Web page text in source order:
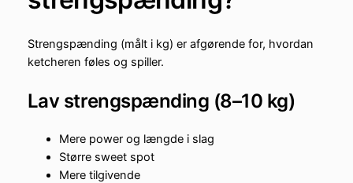
Strengspænding (målt i kg) er afgørende for, hvordan
ketcheren føles og spiller.
Lav strengspænding (8–10 kg)
Mere power og længde i slag
Større sweet spot
Mere tilgivende